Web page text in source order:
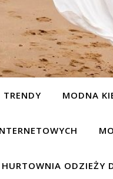
TRENDY MODNA
HURTOWNIA ODZIEŻY